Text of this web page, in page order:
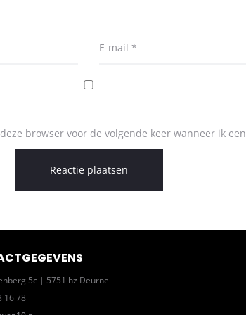
E-mail *
browser voor de volgende keer wanneer ik
5c | 5751 hz Deurne
16 78